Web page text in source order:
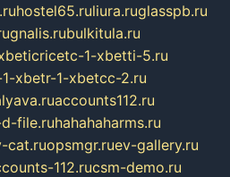
hostel65.ruliura.ruglasspb.ru
gnalis.rubulkitula.ru
1-xbetti-5.ru
xbetr-1-xbetcc-2.ru
accounts112.ru
file.ruhahahaharms.ru
cat.ruopsmgr.ruev-gallery.ru
112.rucsm-demo.ru